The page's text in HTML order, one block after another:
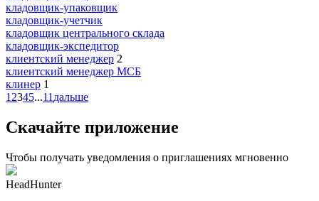
кладовщик-упаковщик
кладовщик-учетчик
кладовщик центрального склада
кладовщик-экспедитор
клиентский менеджер 2
клиентский менеджер МСБ
клинер 1
1 2345...11 дальше
Скачайте приложение
Чтобы получать уведомления о приглашениях мгновенно
HeadHunter